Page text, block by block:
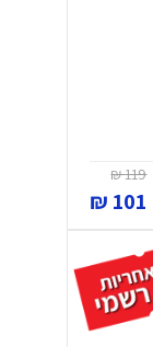
119 ₪
101 ₪